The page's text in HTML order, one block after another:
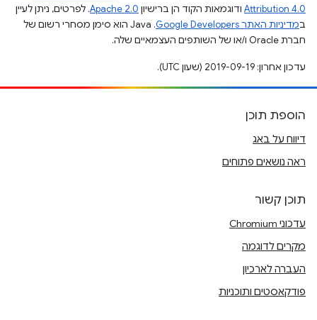
Attribution 4.0 ודוגמאות הקוד הן ברישיון Apache 2.0. לפרטים, ניתן לעיין
במדיניות האתר Google Developers‏
.‏ Java הוא סימן מסחרי רשום של
חברת Oracle ו/או של השותפים העצמאיים שלה.
עדכון אחרון: 2019-09-19 (שעון UTC).
הוספת תוכן
דיווח על באג
ראה נושאים פתוחים
תוכן קשור
עדכוני Chromium
מקרים לדוגמה
העברה לארכיון
פודקאסטים ותוכניות